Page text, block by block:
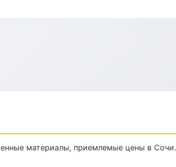
материалы, приемлемые цены в Сочи.